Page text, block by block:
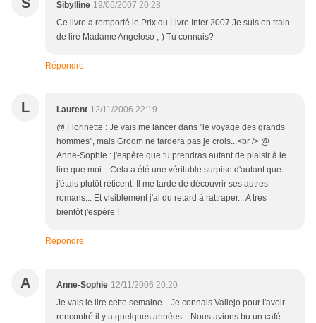
Sibylline 19/06/2007 20:28
Ce livre a remporté le Prix du Livre Inter 2007.Je suis en train
de lire Madame Angeloso ;-) Tu connais?
Répondre
L Laurent 12/11/2006 22:19
@ Florinette : Je vais me lancer dans "le voyage des grands
hommes", mais Groom ne tardera pas je crois...<br /> @
Anne-Sophie : j'espère que tu prendras autant de plaisir à le
lire que moi... Cela a été une véritable surpise d'autant que
j'étais plutôt réticent. Il me tarde de découvrir ses autres
romans... Et visiblement j'ai du retard à rattraper... A très
bientôt j'espère !
Répondre
A Anne-Sophie 12/11/2006 20:20
Je vais le lire cette semaine... Je connais Vallejo pour l'avoir
rencontré il y a quelques années... Nous avions bu un café